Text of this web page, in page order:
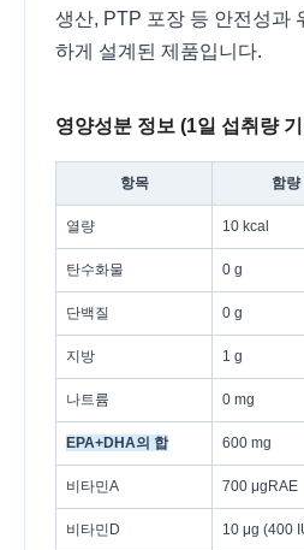
생산, PTP 포장 등 안전성과
하게 설계된 제품입니다.
영양성분 정보 (1일 섭취량
항목 함량
열량 10 kcal
탄수화물 0 g
단백질 0 g
지방 1 g
나트륨 0 mg
EPA+DHA의 합 600 mg
비타민A 700 μgRAE
비타민D 10 μg (400